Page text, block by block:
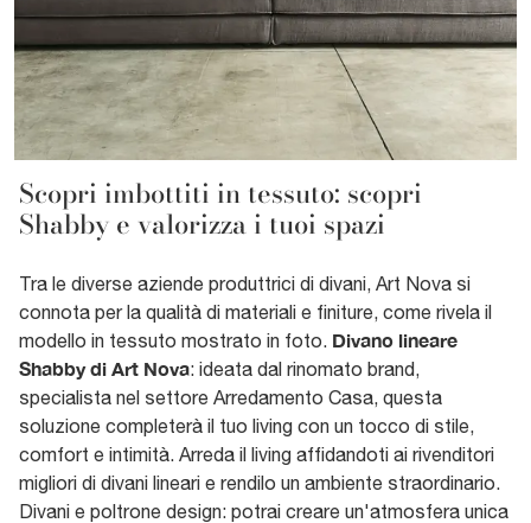
Scopri imbottiti in tessuto: scopri
Shabby e valorizza i tuoi spazi
Tra le diverse aziende produttrici di divani, Art Nova si
connota per la qualità di materiali e finiture, come rivela il
modello in tessuto mostrato in foto. Divano lineare
Shabby di Art Nova: ideata dal rinomato brand,
specialista nel settore Arredamento Casa, questa
soluzione completerà il tuo living con un tocco di stile,
comfort e intimità. Arreda il living affidandoti ai rivenditori
migliori di divani lineari e rendilo un ambiente straordinario.
Divani e poltrone design: potrai creare un'atmosfera unica